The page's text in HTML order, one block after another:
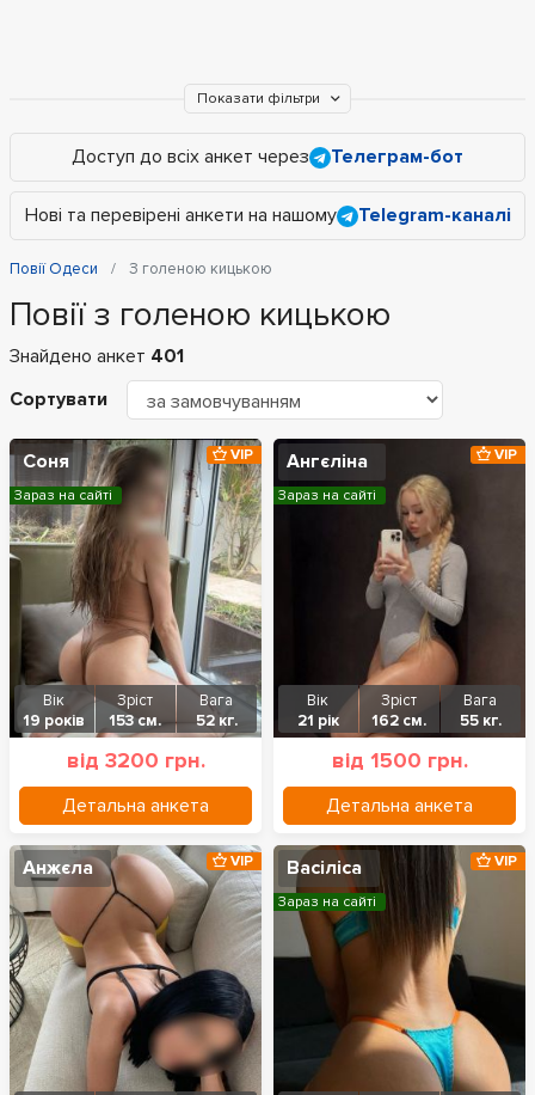
Показати фільтри
Доступ до всіх анкет через Телеграм-бот
Нові та перевірені анкети на нашому Telegram-каналі
Повії Одеси З голеною кицькою
Повії з голеною кицькою
Знайдено анкет 401
Сортувати
Соня
Вік
19 років
Зріст
153 см.
Вага
52 кг.
від 3200 грн.
Детальна анкета
VIP
Зараз на сайті
Ангєліна
Вік
21 рік
Зріст
162 см.
Вага
55 кг.
від 1500 грн.
Детальна анкета
VIP
Зараз на сайті
Анжєла VIP Васіліса VIP
Зараз на сайті